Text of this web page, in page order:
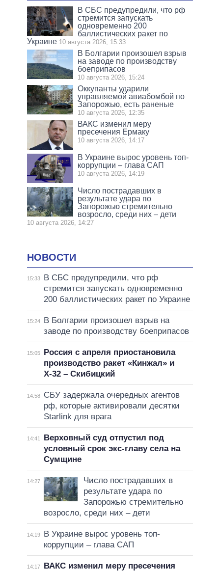
В СБС предупредили, что рф
стремится запускать
одновременно 200
баллистических ракет по
Украине 10 августа 2026, 15:33
В Болгарии произошел взрыв
на заводе по производству
боеприпасов
10 августа 2026, 15:24
Оккупанты ударили
управляемой авиабомбой по
Запорожью, есть раненые
10 августа 2026, 12:35
ВАКС изменил меру
пресечения Ермаку
10 августа 2026, 14:17
В Украине вырос уровень топ-
коррупции – глава САП
10 августа 2026, 14:19
Число пострадавших в
результате удара по
Запорожью стремительно
возросло, среди них – дети
10 августа 2026, 14:27
НОВОСТИ
15:33
В СБС предупредили, что рф
стремится запускать одновременно
200 баллистических ракет по Украине
15:24
В Болгарии произошел взрыв на
заводе по производству боеприпасов
15:05
Россия с апреля приостановила
производство ракет «Кинжал» и
Х-32 – Скибицкий
14:58
СБУ задержала очередных агентов
рф, которые активировали десятки
Starlink для врага
14:41
Верховный суд отпустил под
условный срок экс-главу села на
Сумщине
14:27
Число пострадавших в
результате удара по
Запорожью стремительно
возросло, среди них – дети
14:19
В Украине вырос уровень топ-
коррупции – глава САП
14:17
ВАКС изменил меру пресечения